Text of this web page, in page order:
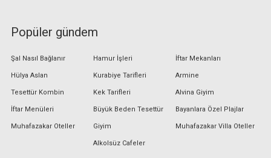
Popüler gündem
Şal Nasıl Bağlanır
Hülya Aslan
Tesettür Kombin
İftar Menüleri
Muhafazakar Oteller
Hamur İşleri
Kurabiye Tarifleri
Kek Tarifleri
Büyük Beden Tesettür
Giyim
Alkolsüz Cafeler
İftar Mekanları
Armine
Alvina Giyim
Bayanlara Özel Plajlar
Muhafazakar Villa Oteller